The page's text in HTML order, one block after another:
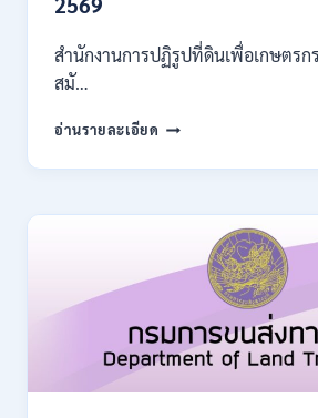
–
28780
10
21
2569
สำนักงานการปฏิรูปที่ดินเพื่อเกษตรก
สมั…
อ่านรายละเอียด สำนักงาน
ปฏิรูป
เพื่อ
เกษตรกรรม
เปิด
สมัคร
บุคคล
เพื่อ
เป็น